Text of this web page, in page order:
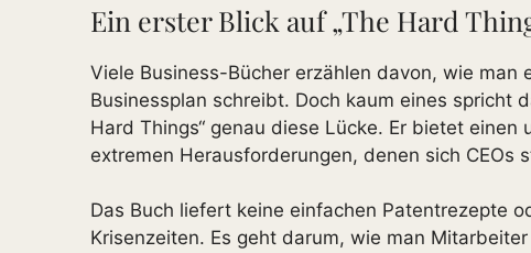
Ein erster Blick auf „The Hard
Viele Business-Bücher erzählen davon, wie
Businessplan schreibt. Doch kaum eines spricht
Hard Things“ genau diese Lücke. Er bietet
extremen Herausforderungen, denen sich CEOs
Das Buch liefert keine einfachen Patentrezepte
Krisenzeiten. Es geht darum, wie man